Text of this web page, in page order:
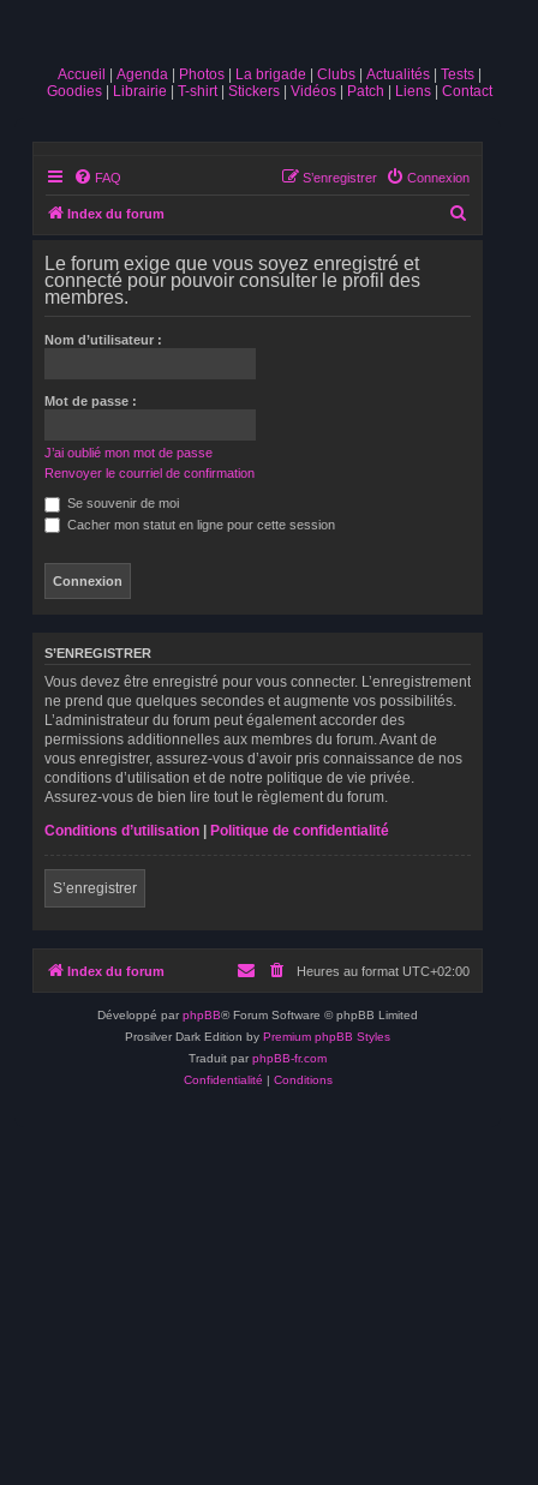
Accueil Agenda Photos La brigade Clubs Actualités
Tests
Goodies
Librairie T-shirt Stickers Vidéos Patch Liens Contact
FAQ Connexion
S’enregistrer
Index du forum
Le forum exige que vous soyez enregistré et
connecté pour pouvoir consulter le profil des
membres.
Nom d’utilisateur :
Mot de passe :
J’ai oublié mon mot de passe
Renvoyer le courriel de confirmation
Se souvenir de moi
Cacher mon statut en ligne pour cette session
S’ENREGISTRER
Vous devez être enregistré pour vous connecter. L’enregistrement
ne prend que quelques secondes et augmente vos possibilités.
L’administrateur du forum peut également accorder des
permissions additionnelles aux membres du forum. Avant de
vous enregistrer, assurez-vous d’avoir pris connaissance de nos
conditions d’utilisation et de notre politique de vie privée.
Assurez-vous de bien lire tout le règlement du forum.
Conditions d’utilisation | Politique de confidentialité
S’enregistrer
Index du forum Heures au format UTC+02:00
Développé par phpBB® Forum Software © phpBB Limited
Prosilver Dark Edition by Premium phpBB Styles
Traduit par phpBB-fr.com
Confidentialité | Conditions